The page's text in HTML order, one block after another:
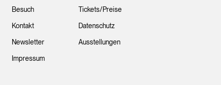
Besuch
Kontakt
Newsletter
Impressum
Tickets/Preise
Datenschutz
Ausstellungen